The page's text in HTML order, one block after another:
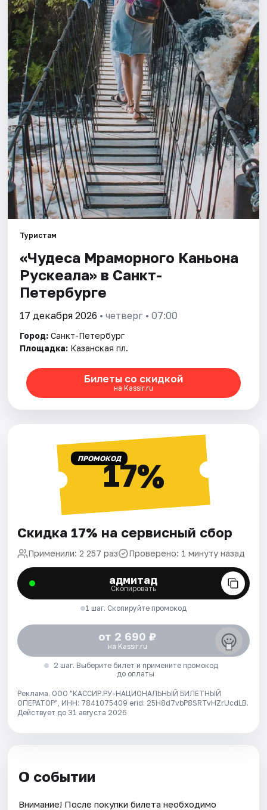
Города
Площадки
Артисты
Рейтинги
Туристам
«Чудеса Мраморного Каньона
Рускеала» в Санкт-
Петербурге
17 декабря 2026 • четверг • 07:00
Город: Санкт-Петербург
Площадка: Казанская пл.
Билеты со скидкой
на Kassir.ru
ПРОМОКОД17%
Скидка 17% на сервисный сбор
Применили: 2 257 раз Проверено: 1 минуту назад
адмитад
Скопировать
1 шаг. Скопируйте промокод
от 2 690 ₽
на Kassir.ru
2 шаг. Выберите билет и примените промокод
до оплаты
Реклама. ООО "КАССИР.РУ-НАЦИОНАЛЬНЫЙ БИЛЕТНЫЙ
ОПЕРАТОР", ИНН: 7841075409 erid: 25H8d7vbP8SRTvHZrUcdLB.
Действует до 31 августа 2026
О событии
Внимание! После покупки билета необходимо